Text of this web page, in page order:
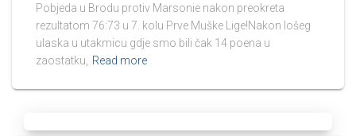
Pobjeda u Brodu protiv Marsonie nakon preokreta
rezultatom 76:73 u 7. kolu Prve Muške Lige!Nakon lošeg
ulaska u utakmicu gdje smo bili čak 14 poena u
zaostatku,
Read more